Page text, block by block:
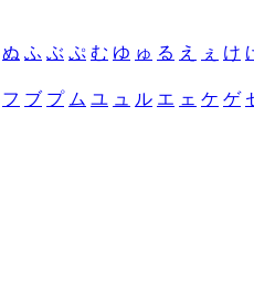
ぬ ふ ぶ ぷ む ゆ ゅ る え ぇ け
フ ブ プ ム ユ ュ ル エ ェ ケ ゲ